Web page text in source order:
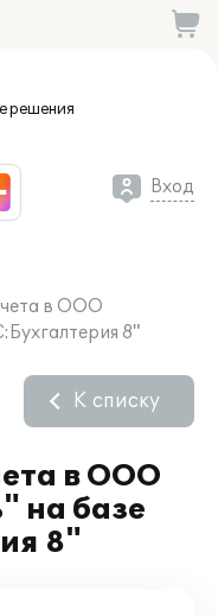
решения
Вход
в ООО
8"
в ООО
на базе
8"
К списку